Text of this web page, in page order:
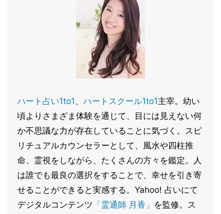
ハート占い1to1 、 ハートスクール1to1主宰。幼い
頃よりさまざま体験を通じて、目には見えない何
か不思議な力が存在していることに気づく。スピ
リチュアルカウンセラーとして、風水や四柱推
命、霊視をしながら、たくさんの方々を鑑定。人
は誰でも最良の選択をすることで、幸せを引き寄
せることができると実感する。Yahoo! 占いにて
デジタルコンテンツ 「霊通師 月香」 を監修。ス